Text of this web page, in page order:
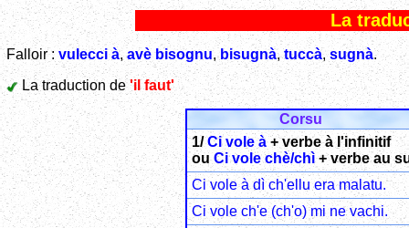
La
Falloir : vulecci à, avè bisognu, bisugnà,tuccà, sugnà.
La traduction de'il faut'
Corsu
1/Ci vole à+ verbe à l'infinitif
ouCi vole chè/chì+ verbe au
Ci vole à dì ch'ellu era malatu.
Ci vole ch'e (ch'o) mi ne vachi.